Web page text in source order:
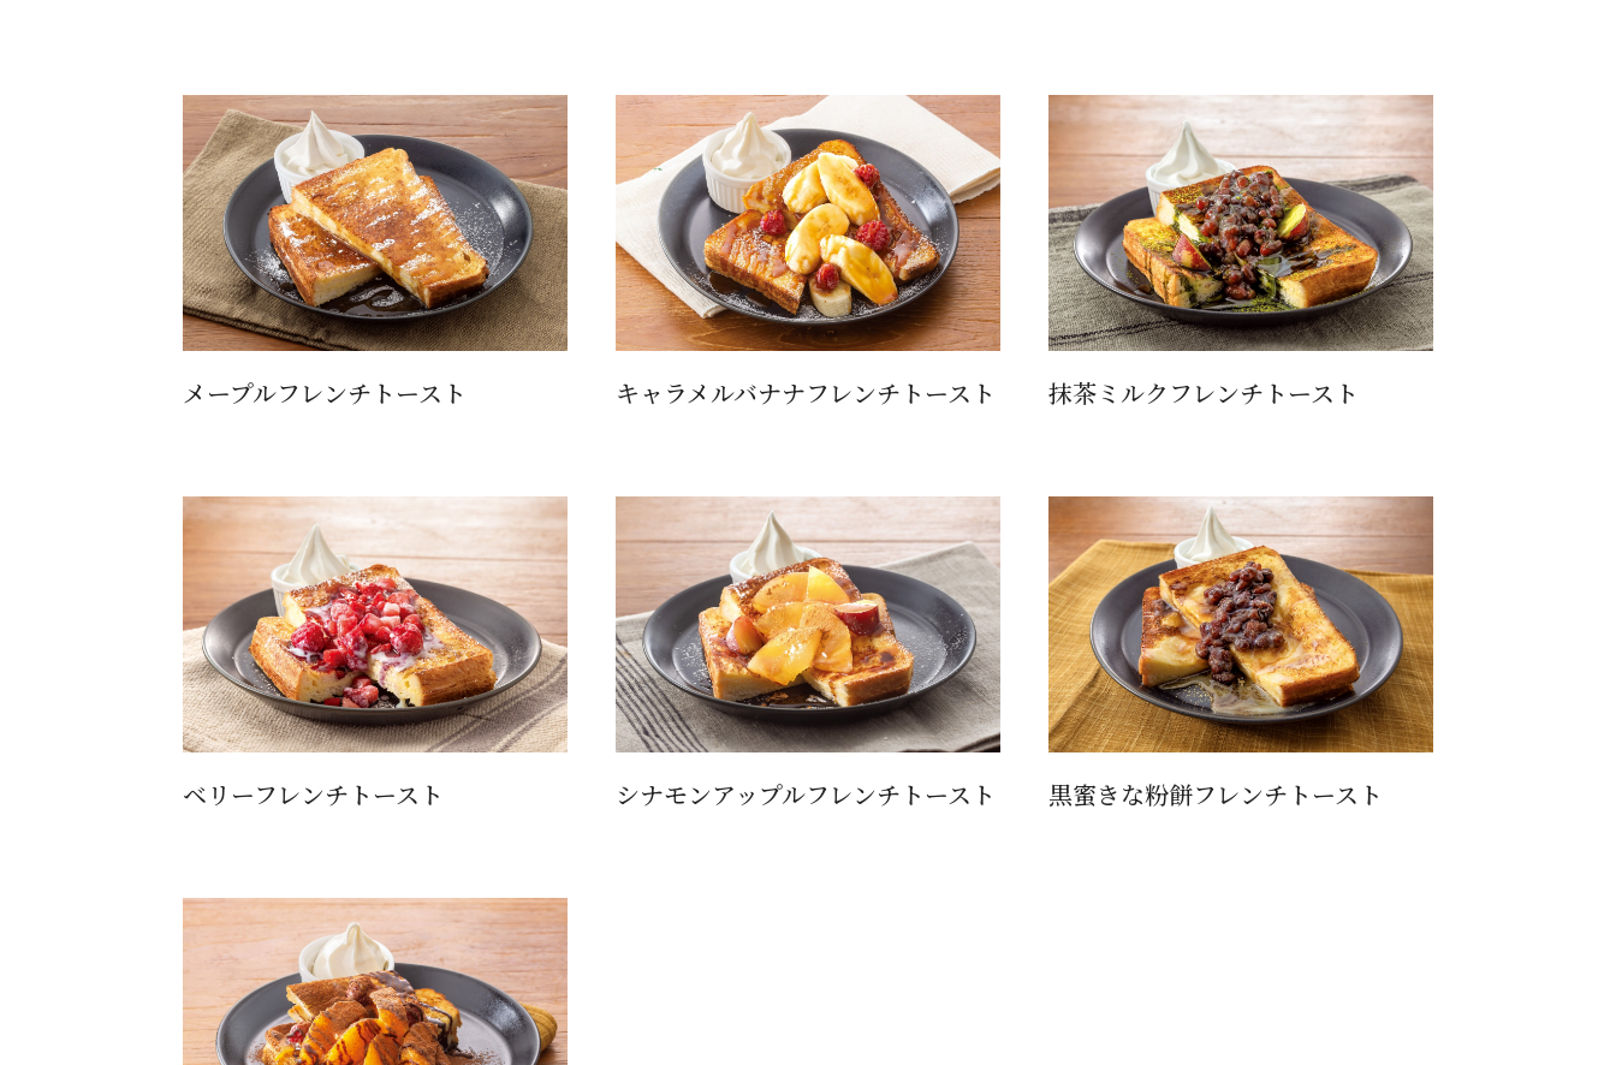
メープルフレンチトースト キャラメルバナナフレンチトースト 抹茶ミルクフレンチトースト
ベリーフレンチトースト シナモンアップルフレンチトースト 黒蜜きな粉餅フレンチトースト